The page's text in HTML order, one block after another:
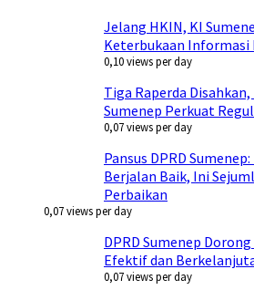
Jelang HKIN, KI
Keterbukaan Informasi
0,10 views per day
Tiga Raperda
Sumenep Perkuat
0,07 views per day
Pansus DPRD
Berjalan Baik, Ini
Perbaikan
0,07 views per day
DPRD Sumenep
Efektif dan
0,07 views per day